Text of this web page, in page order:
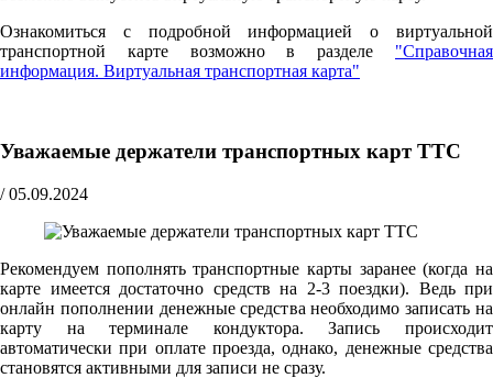
Ознакомиться с подробной информацией о виртуальной
транспортной карте возможно в разделе "Справочная
информация. Виртуальная транспортная карта"
Уважаемые держатели транспортных карт ТТС
/ 05.09.2024
Рекомендуем пополнять транспортные карты заранее (когда на
карте имеется достаточно средств на 2-3 поездки). Ведь при
онлайн пополнении денежные средства необходимо записать на
карту на терминале кондуктора. Запись происходит
автоматически при оплате проезда, однако, денежные средства
становятся активными для записи не сразу.